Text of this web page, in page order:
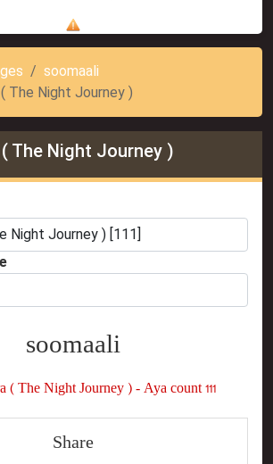
soomaali
The Night Journey )
The Night Journey )
soomaali
( The Night Journey ) - Aya count 111
Share